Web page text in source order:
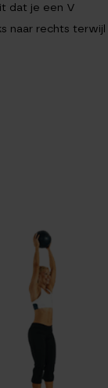
dat je een V
naar rechts terwijl